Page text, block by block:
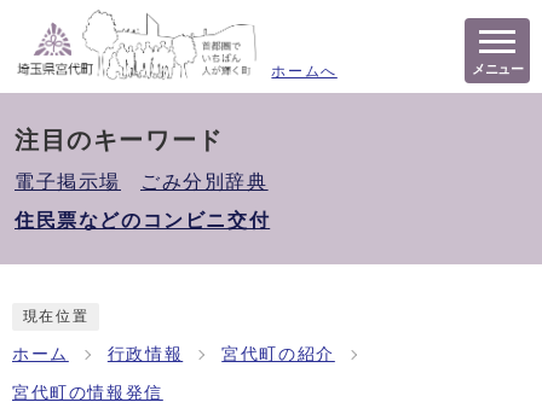
ホームへ メニュー
注目のキーワード
電子掲示場
ごみ分別辞典
住民票などのコンビニ交付
現在位置
ホーム 行政情報 宮代町の紹介
宮代町の情報発信